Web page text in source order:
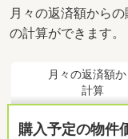
月々の返済額から
の計算ができます。
月々の返済額か
計算
購入予定の物件